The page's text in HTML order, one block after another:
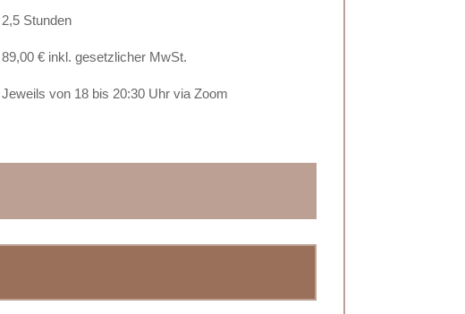
2,5 Stunden
89,00 € inkl. gesetzlicher MwSt.
Jeweils von 18 bis 20:30 Uhr via Zoom